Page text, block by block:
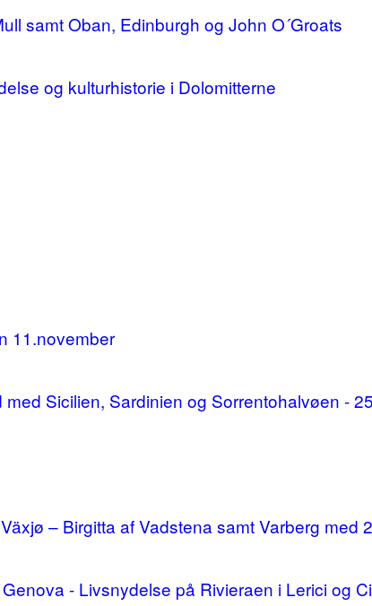
samt Oban, Edinburgh og John O´Groats
og kulturhistorie i Dolomitterne
11.november
Sicilien, Sardinien og Sorrentohalvøen -
– Birgitta af Vadstena samt Varberg med
- Livsnydelse på Rivieraen i Lerici og